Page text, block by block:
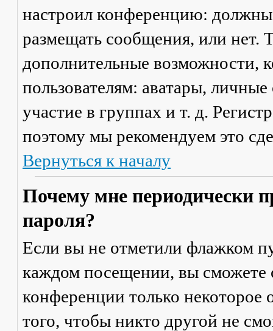
настроил конференцию: должны
размещать сообщения, или нет.
дополнительные возможности,
пользователям: аватары,
участие в группах и т. д.
поэтому мы рекомендуем это
Вернуться к началу
Почему мне периодически
пароля?
Если вы не отметили флажком
каждом посещении, вы сможете
конференции только некоторое
того, чтобы никто другой не